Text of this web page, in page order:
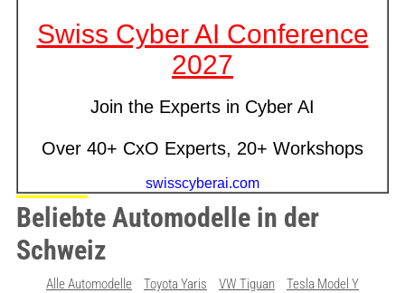
Beliebte Automodelle in der
Schweiz
Alle Automodelle Toyota Yaris VW Tiguan
Tesla Model Y